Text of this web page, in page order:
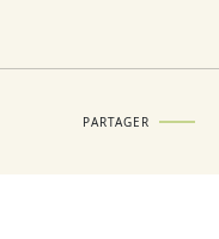
PARTAGER